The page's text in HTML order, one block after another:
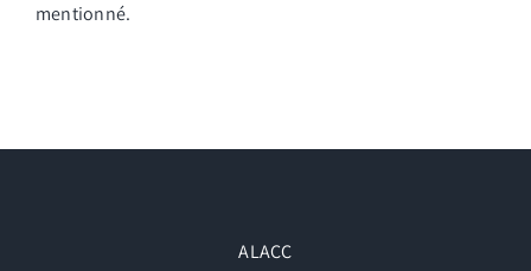
mentionné.
ALACC